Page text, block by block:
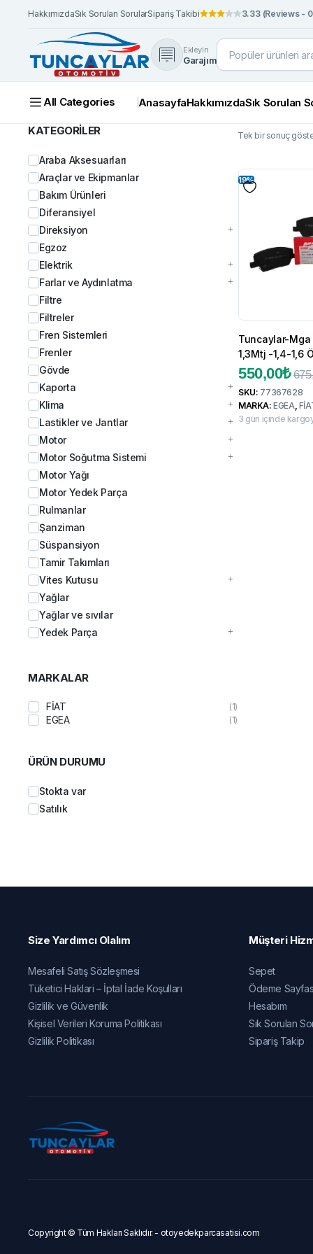
HakkımızdaSık Sorulan SorularSipariş Takibi 3.33 (Reviews -
Ekleyin
Garajım
All Categories AnasayfaHakkımızdaSık Sorulan
Tek bir sonuç
19%
Tuncaylar-Mga
1,3Mtj -1,4-1,6
77367628
550,00₺
SKU: 77367628
MARKA:EGEA
3 gün içinde
KATEGORİLER
Araba Aksesuarları
Araçlar ve Ekipmanlar
Bakım Ürünleri
Diferansiyel
Direksiyon
Egzoz
Elektrik
Farlar ve Aydınlatma
Filtre
Filtreler
Fren Sistemleri
Frenler
Gövde
Kaporta
Klima
Lastikler ve Jantlar
Motor
Motor Soğutma Sistemi
Motor Yağı
Motor Yedek Parça
Rulmanlar
Şanziman
Süspansiyon
Tamir Takımları
Vites Kutusu
Yağlar
Yağlar ve sıvılar
Yedek Parça
MARKALAR
FİAT (1)
EGEA (1)
ÜRÜN DURUMU
Stokta var
Satılık
Size Yardımcı Olalım
Mesafeli Satış Sözleşmesi
Tüketici Haklari – İptal İade Koşulları
Gizlilik ve Güvenlik
Kişisel Verileri Koruma Politikası
Gizlilik Politikası
Müşteri
Sepet
Ödeme
Hesabım
Sık Sorulan
Sipariş Takip
Copyright © Tüm Hakları Saklıdır. - otoyedekparcasatisi.com